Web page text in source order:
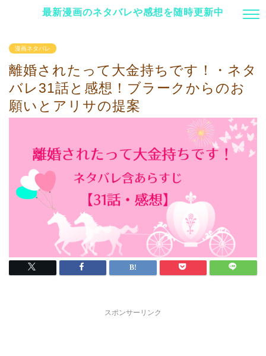
最新漫画のネタバレや感想を随時更新中
漫画ネタバレ
離婚されたって大金持ちです！・ネタ
バレ31話と感想！ブラークからのお
願いとアリサの提案
スポンサーリンク